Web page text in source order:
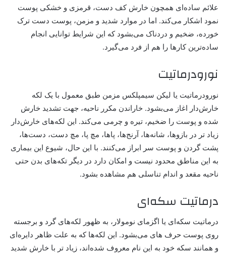
علائم ساده‌ای همچون خارش کف دست، قرمزی و خشکی پوست
نمود اشکار می‌کند. اما در موارد شدید و مزمن، پوست دست ترک
خورده، ضخیم و دردناک می‌بشود که این شرایط توانایی انجام
ساده‌ترین کارها را هم از فرد می‌گیرد.
نورودرماتیت
نورودرماتیت یا لیکن سیمپلکس مزمن طبق معمول با یک لکه
خارش‌دار اغاز می‌بشود. خاراندن مکرر ناحیه، جهت تشدید خارش
شده و پوست را ضخیم، تیره و چرمی می‌کند. این لکه‌های خارش‌دار
زیاد تر در بازوها، شانه‌ها، آرنج‌ها، پاها، مچ پا، مچ دست، دست‌ها،
پشت گردن و پوست سر ابراز می‌کنند. با این حال، شیوع این بیماری
به این مناطق محدود نیست و امکان دارد در دیگر تکه‌های بدن حتی
ناحیه مقعد و اندام تناسلی هم مشاهده بشود.
درماتیت سکه‌ای
درماتیت سکه‌ای یا اگزمای نومولار، به ظهور لکه‌های گرد و برجسته
روی پوست حرف های می‌بشود. این لکه‌ها که به علت ظاهر دایره‌ای
و همانند سکه‌ خود به این نام معروف شده‌اند، زیاد تر با خارش شدید